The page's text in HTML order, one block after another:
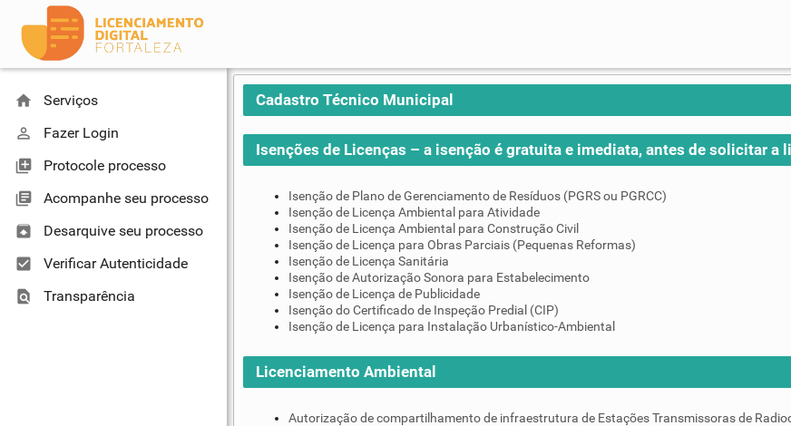
home Serviços
perm_identity Fazer Login
library_add Protocole processo
library_books Acompanhe seu processo
unarchive Desarquive seu processo
check_box Verificar Autenticidade
find_in_page Transparência
Cadastro Técnico Municipal
Isenções de Licenças – a isenção é gratuita e imediata, antes de solicitar
Isenção de Plano de Gerenciamento de Resíduos (PGRS ou PGRCC)
Isenção de Licença Ambiental para Atividade
Isenção de Licença Ambiental para Construção Civil
Isenção de Licença para Obras Parciais (Pequenas Reformas)
Isenção de Licença Sanitária
Isenção de Autorização Sonora para Estabelecimento
Isenção de Licença de Publicidade
Isenção do Certificado de Inspeção Predial (CIP)
Isenção de Licença para Instalação Urbanístico-Ambiental
Licenciamento Ambiental
Autorização de compartilhamento de infraestrutura de Estações Transmissoras de